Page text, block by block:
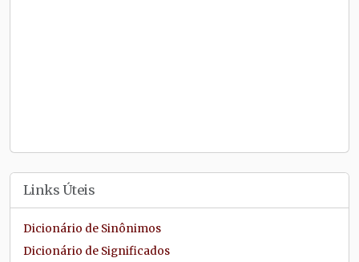
Links Úteis
Dicionário de Sinônimos
Dicionário de Significados